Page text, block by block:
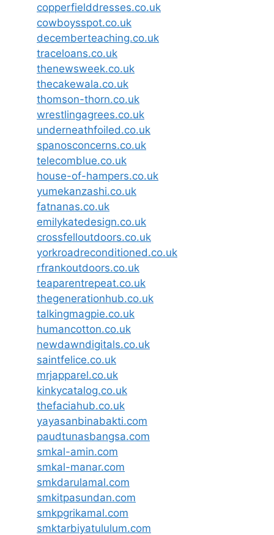
copperfielddresses.co.uk
cowboysspot.co.uk
decemberteaching.co.uk
traceloans.co.uk
thenewsweek.co.uk
thecakewala.co.uk
thomson-thorn.co.uk
wrestlingagrees.co.uk
underneathfoiled.co.uk
spanosconcerns.co.uk
telecomblue.co.uk
house-of-hampers.co.uk
yumekanzashi.co.uk
fatnanas.co.uk
emilykatedesign.co.uk
crossfelloutdoors.co.uk
yorkroadreconditioned.co.uk
rfrankoutdoors.co.uk
teaparentrepeat.co.uk
thegenerationhub.co.uk
talkingmagpie.co.uk
humancotton.co.uk
newdawndigitals.co.uk
saintfelice.co.uk
mrjapparel.co.uk
kinkycatalog.co.uk
thefaciahub.co.uk
yayasanbinabakti.com
paudtunasbangsa.com
smkal-amin.com
smkal-manar.com
smkdarulamal.com
smkitpasundan.com
smkpgrikamal.com
smktarbiyatululum.com